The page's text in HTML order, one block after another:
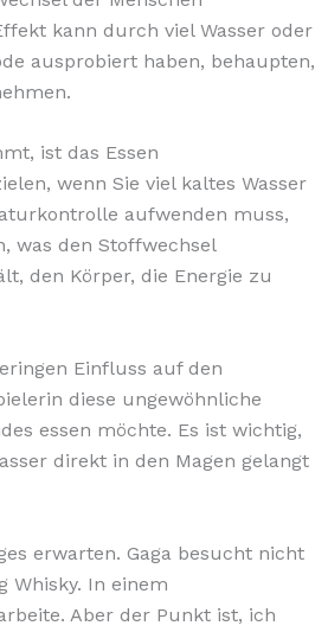
kann durch viel Wasser oder
ausprobiert haben, behaupten,
ist das Essen
wenn Sie viel kaltes Wasser
aufwenden muss,
was den Stoffwechsel
den Körper, die Energie zu
Einfluss auf den
diese ungewöhnliche
essen möchte. Es ist wichtig,
direkt in den Magen gelangt
erwarten. Gaga besucht nicht
Whisky. In einem
Aber der Punkt ist, ich